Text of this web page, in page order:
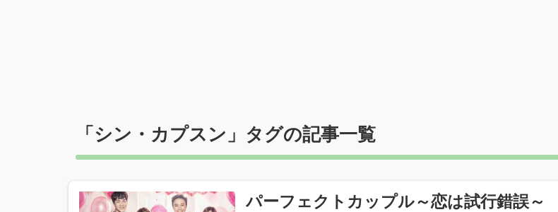
「 シン・カプスン 」タグの記事一覧
パーフェクトカップル～恋は試行錯誤～